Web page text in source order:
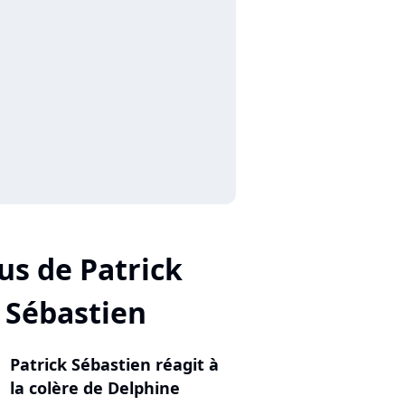
de Patrick
Sébastien
Patrick Sébastien réagit à
la colère de Delphine